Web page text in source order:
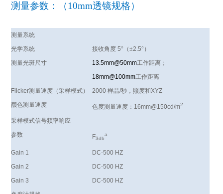
测量参数：（10mm透镜规格）
测量系统
光学系统
接收角度 5°（±2.5°）
测量光斑尺寸
13.5mm@50mm工作距离；
18mm@100mm工作距离
Flicker测量速度（采样模式） 2000样品/秒，照度和XYZ
颜色测量速度
色度测量速度： 16mm@150cd/m2
采样模式信号频率响应
参数
F3db
a
Gain 1
DC-500 HZ
Gain 2
DC-500 HZ
Gain 3
DC-500 HZ